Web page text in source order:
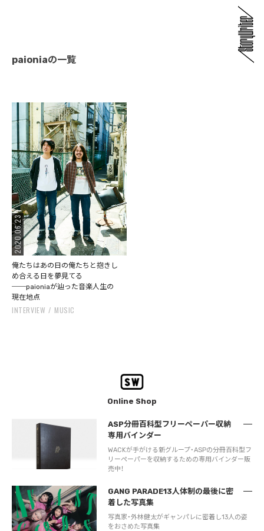
paioniaの一覧
2020.06.23
俺たちはあの日の俺たちと抱きし
め合える日を夢見てる
──paioniaが辿った音楽人生の
現在地点
INTERVIEW MUSIC
Online Shop
ASP分冊百科型フリーペーパー収納
専用バインダー
WACKが手がける新グループ・ASPの分冊百科型フ
リーペーパーを収納するための専用バインダー販
売中！
GANG PARADE13人体制の最後に密
着した写真集
写真家・外林健太がギャンパレに密着し13人の姿
をおさめた写真集